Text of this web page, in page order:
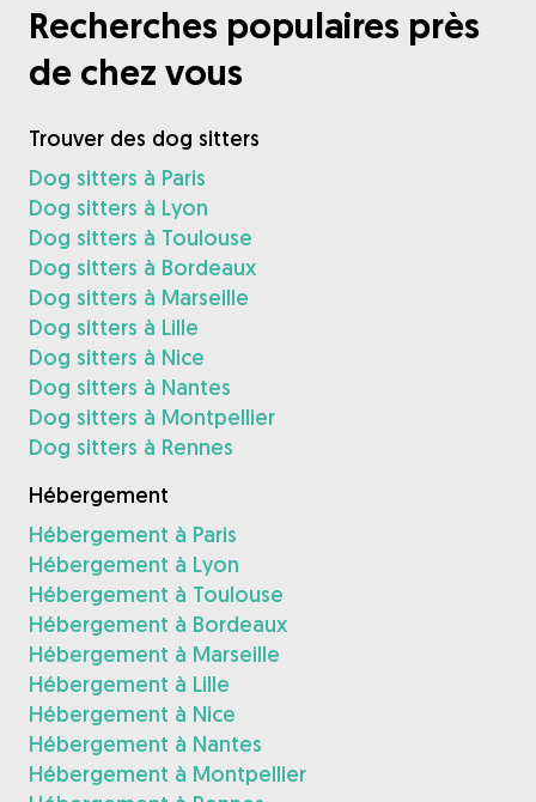
Recherches populaires près
de chez vous
Trouver des dog sitters
Dog sitters à Paris
Dog sitters à Lyon
Dog sitters à Toulouse
Dog sitters à Bordeaux
Dog sitters à Marseille
Dog sitters à Lille
Dog sitters à Nice
Dog sitters à Nantes
Dog sitters à Montpellier
Dog sitters à Rennes
Hébergement
Hébergement à Paris
Hébergement à Lyon
Hébergement à Toulouse
Hébergement à Bordeaux
Hébergement à Marseille
Hébergement à Lille
Hébergement à Nice
Hébergement à Nantes
Hébergement à Montpellier